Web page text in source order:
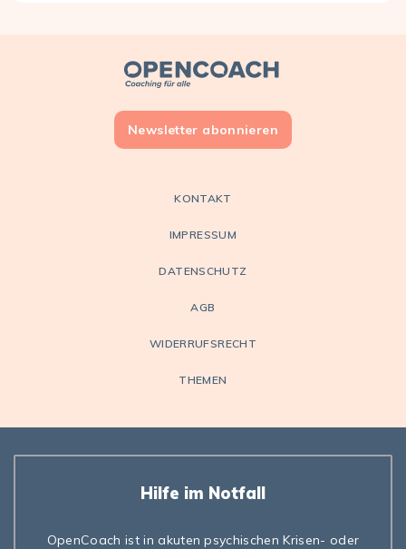
Open Coach
KONTAKT
IMPRESSUM
DATENSCHUTZ
AGB
WIDERRUFSRECHT
THEMEN
Newsletter abonnieren
Hilfe im Notfall
OpenCoach ist in akuten psychischen Krisen- oder